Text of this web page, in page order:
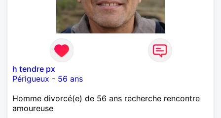
h tendre px
Périgueux - 56 ans
Homme divorcé(e) de 56 ans recherche rencontre
amoureuse